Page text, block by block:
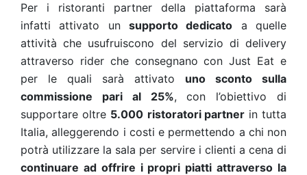
Per i ristoranti partner della piattaforma sarà
infatti attivato un supporto dedicato a quelle
attività che usufruiscono del servizio di delivery
attraverso rider che consegnano con Just Eat e
per le quali sarà attivato uno sconto sulla
commissione pari al 25%, con l’obiettivo di
supportare oltre 5.000 ristoratori partner in tutta
Italia, alleggerendo i costi e permettendo a chi non
potrà utilizzare la sala per servire i clienti a cena di
continuare ad offrire i propri piatti attraverso la